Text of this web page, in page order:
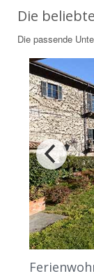
Die
Die passende